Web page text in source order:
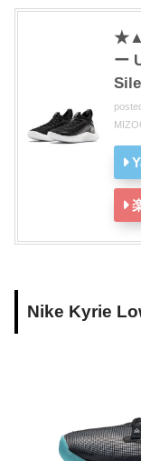
ー
Nike Kyrie